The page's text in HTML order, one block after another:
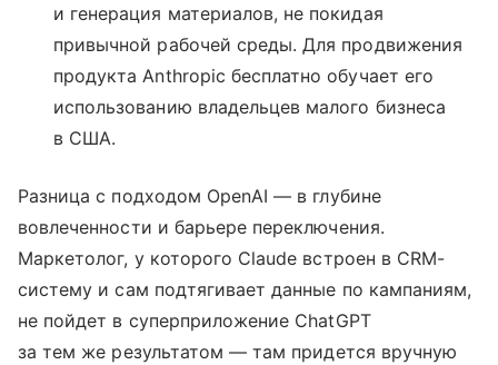
и генерация материалов, не покидая
привычной рабочей среды. Для продвижения
продукта Anthropic бесплатно обучает его
использованию владельцев малого бизнеса
в США.
Разница с подходом OpenAI — в глубине
вовлеченности и барьере переключения.
Маркетолог, у которого Claude встроен в CRM-
систему и сам подтягивает данные по кампаниям,
не пойдет в суперприложение ChatGPT
за тем же результатом — там придется вручную